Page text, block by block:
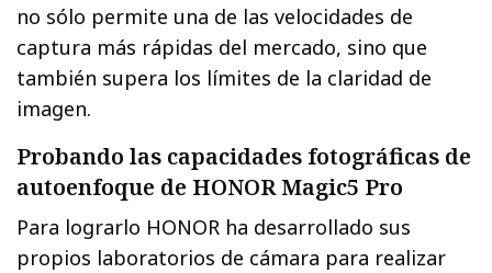
no sólo permite una de las velocidades de
captura más rápidas del mercado, sino que
también supera los límites de la claridad de
imagen.
Probando las capacidades fotográficas de
autoenfoque de HONOR Magic5 Pro
Para lograrlo HONOR ha desarrollado sus
propios laboratorios de cámara para realizar